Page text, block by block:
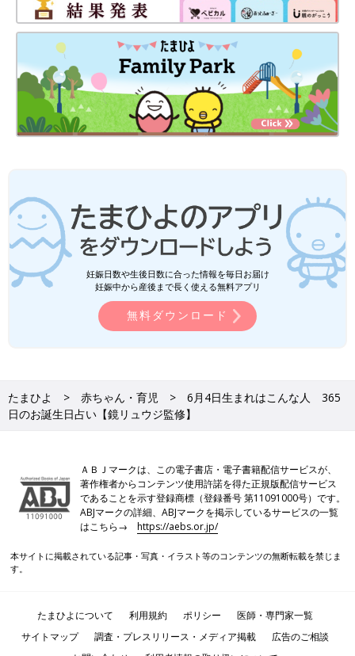
妊娠日数や生後日数に合った情報を毎日お届け
妊娠中から産後まで長く使える無料アプリ
無料ダウンロード
たまひよ 赤ちゃん・育児
6月4日生まれはこんな人 365
日のお誕生日占い【鏡リュウジ監修】
ＡＢＪマークは、この電子書店・電子書籍配信サービスが、
著作権者からコンテンツ使用許諾を得た正規版配信サービス
であることを示す登録商標（登録番号 第11091000号）です。
ABJマークの詳細、ABJマークを掲示しているサービスの一覧
はこちら→https://aebs.or.jp/
本サイトに掲載されている記事・写真・イラスト等のコンテンツの無断転載を禁じま
す。
たまひよについて 利用規約 ポリシー
医師・専門家一覧
サイトマップ
調査・プレスリリース・メディア掲載
広告のご相談